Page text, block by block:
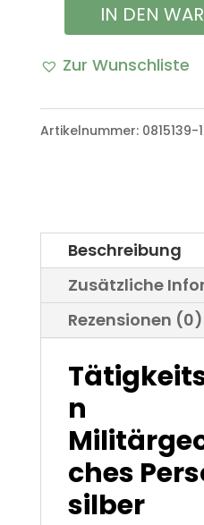
Tätigkeitsabzeichen
in
IN DEN
Zur Wunschliste
l
r
n
Artikelnummer: 0815139-
Beschreibung
Zusätzliche
Rezensionen (0)
n
ches
silber